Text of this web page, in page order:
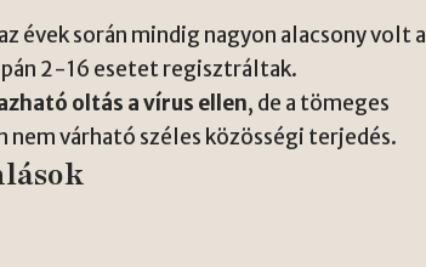
évek során mindig nagyon alacsony volt a
2-16 esetet regisztráltak.
oltás a vírus ellen, de a tömeges
várható széles közösségi terjedés.